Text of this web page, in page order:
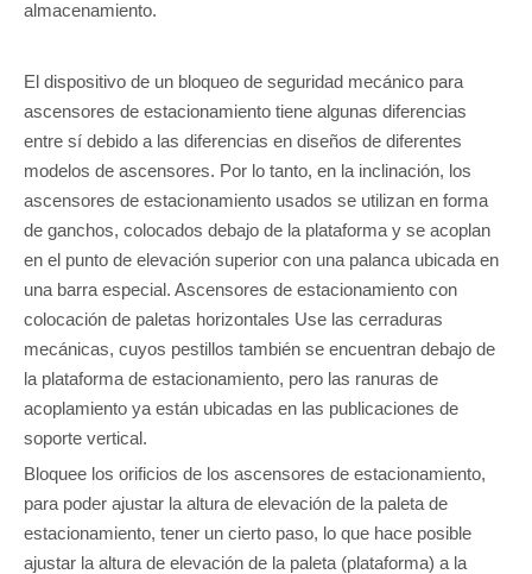
almacenamiento.
El dispositivo de un bloqueo de seguridad mecánico para
ascensores de estacionamiento tiene algunas diferencias
entre sí debido a las diferencias en diseños de diferentes
modelos de ascensores. Por lo tanto, en la inclinación, los
ascensores de estacionamiento usados ​​se utilizan en forma
de ganchos, colocados debajo de la plataforma y se acoplan
en el punto de elevación superior con una palanca ubicada en
una barra especial. Ascensores de estacionamiento con
colocación de paletas horizontales Use las cerraduras
mecánicas, cuyos pestillos también se encuentran debajo de
la plataforma de estacionamiento, pero las ranuras de
acoplamiento ya están ubicadas en las publicaciones de
soporte vertical.
Bloquee los orificios de los ascensores de estacionamiento,
para poder ajustar la altura de elevación de la paleta de
estacionamiento, tener un cierto paso, lo que hace posible
ajustar la altura de elevación de la paleta (plataforma) a la